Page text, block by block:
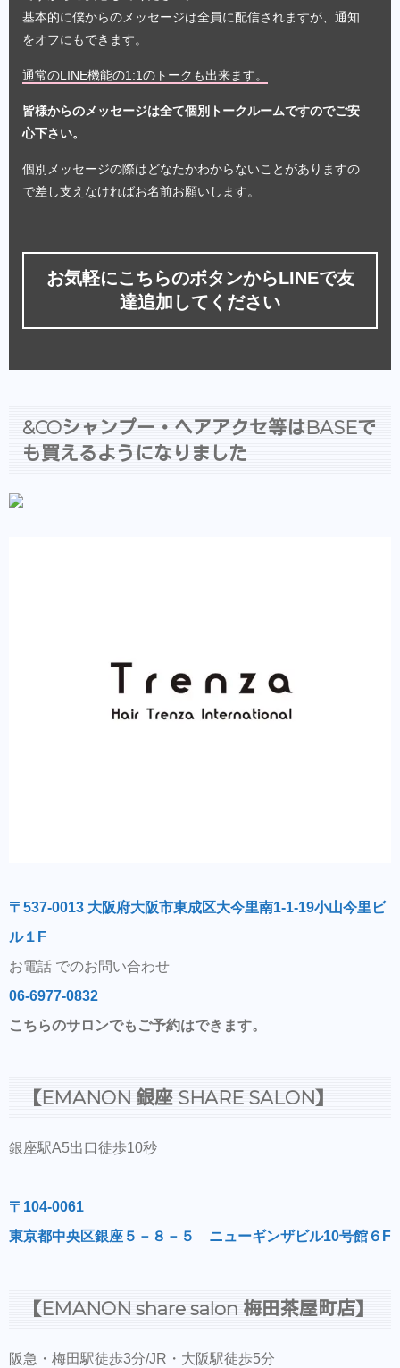
基本的に僕からのメッセージは全員に配信されますが、通知
をオフにもできます。
通常のLINE機能の1:1のトークも出来ます。
皆様からのメッセージは全て個別トークルームですのでご安
心下さい。
個別メッセージの際はどなたかわからないことがありますの
で差し支えなければお名前お願いします。
お気軽にこちらのボタンからLINEで友
達追加してください
&COシャンプー・ヘアアクセ等はBASEで
も買えるようになりました
〒537-0013 大阪府大阪市東成区大今里南1-1-19小山今里ビ
ル１F
お電話 でのお問い合わせ
06-6977-0832
こちらのサロンでもご予約はできます。
【EMANON 銀座 SHARE SALON】
銀座駅A5出口徒歩10秒
〒104-0061
東京都中央区銀座５－８－５ ニューギンザビル10号館６F
【EMANON share salon 梅田茶屋町店】
阪急・梅田駅徒歩3分/JR・大阪駅徒歩5分